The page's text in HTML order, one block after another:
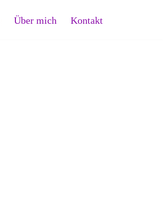
Über mich Kontakt